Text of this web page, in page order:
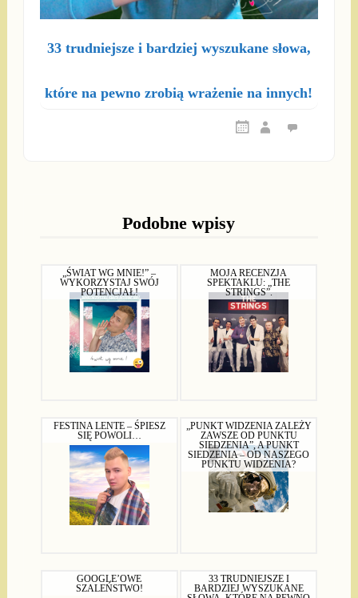
33 trudniejsze i bardziej wyszukane słowa,
które na pewno zrobią wrażenie na innych!
Podobne wpisy
„ŚWIAT WG MNIE!” –
WYKORZYSTAJ SWÓJ
POTENCJAŁ!
MOJA RECENZJA
SPEKTAKLU: „THE
STRINGS”.
FESTINA LENTE – ŚPIESZ
SIĘ POWOLI…
„PUNKT WIDZENIA ZALEŻY
ZAWSZE OD PUNKTU
SIEDZENIA”, A PUNKT
SIEDZENIA – OD NASZEGO
PUNKTU WIDZENIA?
GOOGLE’OWE
SZALEŃSTWO!
33 TRUDNIEJSZE I
BARDZIEJ WYSZUKANE